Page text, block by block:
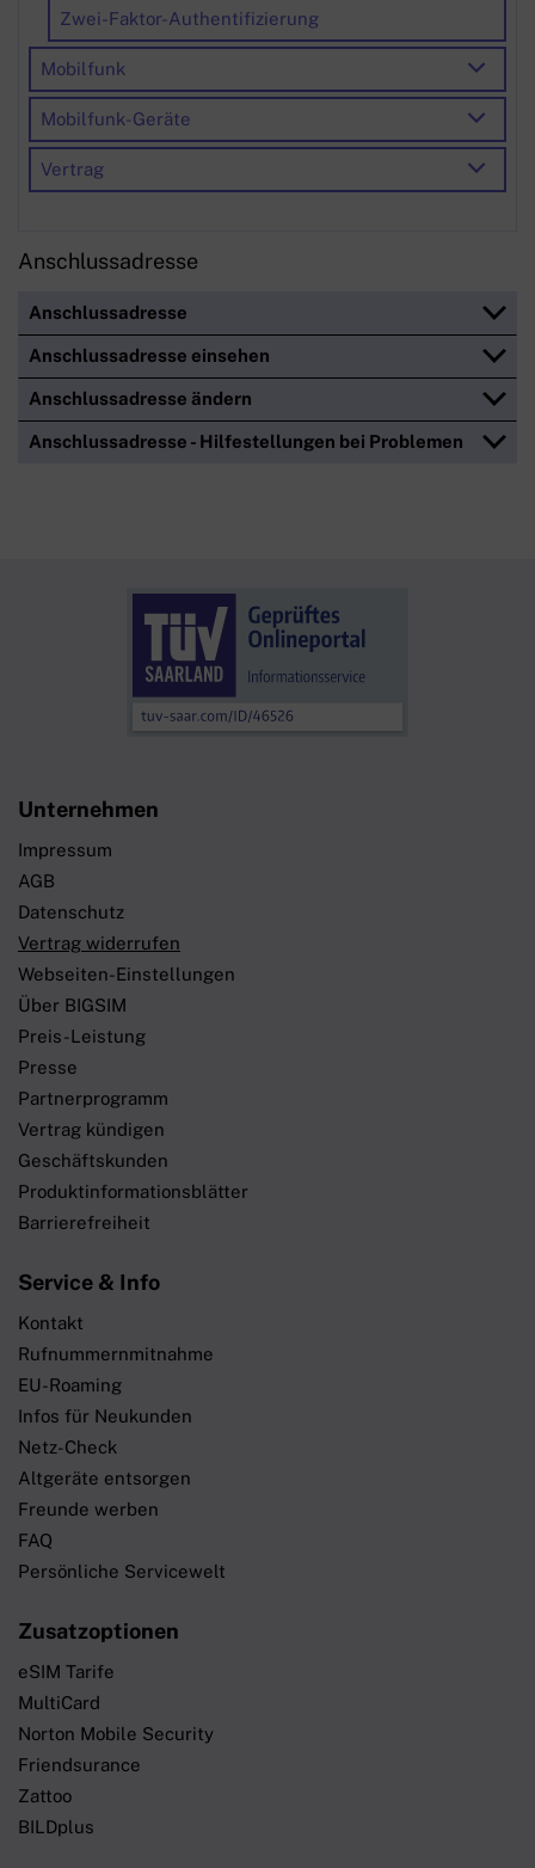
Zwei-Faktor-Authentifizierung
Mobilfunk
Mobilfunk-Geräte
Vertrag
Anschlussadresse
Anschlussadresse
Anschlussadresse einsehen
Anschlussadresse ändern
Anschlussadresse - Hilfestellungen bei Problemen
Unternehmen
Impressum
AGB
Datenschutz
Vertrag widerrufen
Webseiten-Einstellungen
Über BIGSIM
Preis-Leistung
Presse
Partnerprogramm
Vertrag kündigen
Geschäftskunden
Produktinformationsblätter
Barrierefreiheit
Service & Info
Kontakt
Rufnummernmitnahme
EU-Roaming
Infos für Neukunden
Netz-Check
Altgeräte entsorgen
Freunde werben
FAQ
Persönliche Servicewelt
Zusatzoptionen
eSIM Tarife
MultiCard
Norton Mobile Security
Friendsurance
Zattoo
BILDplus